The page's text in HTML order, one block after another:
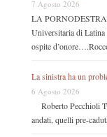
7 Agosto 2026
LA PORNODESTRA
Universitaria di
ospite
La sinistra ha un
6 Agosto 2026
Roberto Pecchioli
andati, quelli pre-